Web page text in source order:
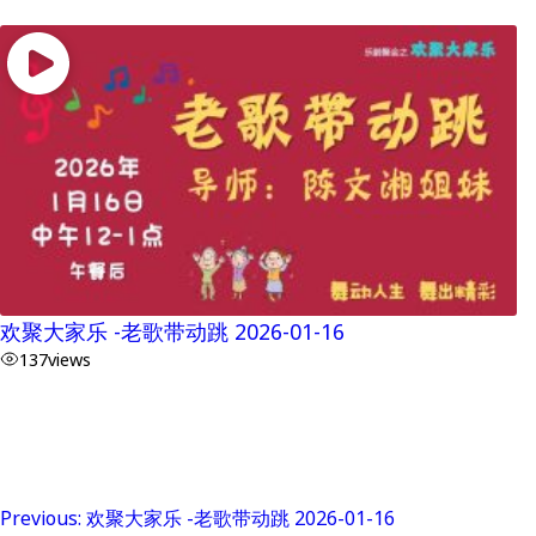
欢聚大家乐 -老歌带动跳 2026-01-16
137views
Previous: 欢聚大家乐 -老歌带动跳 2026-01-16